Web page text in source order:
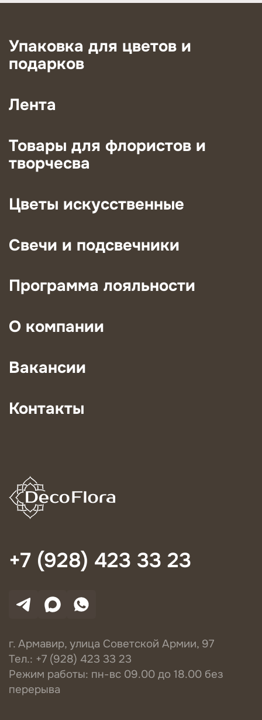
Упаковка для цветов и
подарков
Лента
Товары для флористов и
творчесва
Цветы искусственные
Свечи и подсвечники
Программа лояльности
О компании
Вакансии
Контакты
+7 (928) 423 33 23
г. Армавир, улица Советской Армии, 97
Тел.: +7 (928) 423 33 23
Режим работы: пн-вс 09.00 до 18.00 без
перерыва